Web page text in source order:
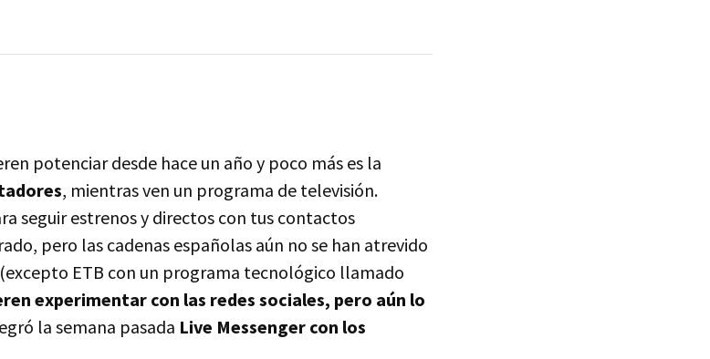
potenciar desde hace un año y poco más es la
, mientras ven un programa de televisión.
seguir estrenos y directos con tus contactos
pero las cadenas españolas aún no se han atrevido
ETB con un programa tecnológico llamado
experimentar con las redes sociales, pero aún lo
la semana pasada Live Messenger con los